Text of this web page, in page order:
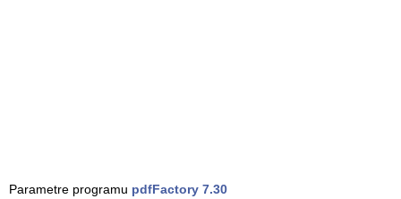
Parametre programu pdfFactory 7.30